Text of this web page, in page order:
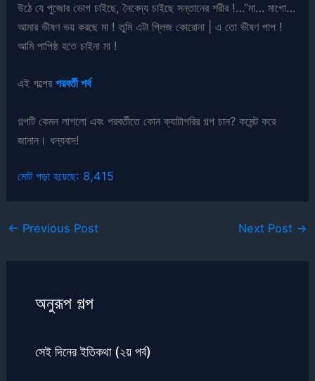
উঠে যে পুজোর ভোগ চাইছে, নৈবেদ্য চাইছে সন্তানের শরীর !…”মা… মাগো…
আমার ভীষণ ভয় করছে মা ! তুমি এটা প্লিজ কোরোনা | এ তো ভীষণ পাপ !
আমি পাপিষ্ঠ হতে চাইনা মা !
এই গল্পেরপরবর্তী পর্ব
গল্পটি কেমন লাগলো এবং পরবর্তীতে কোন ক্যাটাগরির গল্প চান? কমেন্ট করে
জানান। ধন্যবাদ!
মোট পড়া হয়েছে: 8,415
← Previous Post Next Post →
অনুরূপ গল্প
সেই দিনের ইতিকথা (২য় পর্ব)